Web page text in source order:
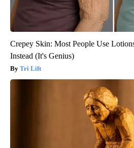
Crepey Skin: Most People Use
Instead (It's Genius)
Tri Lift